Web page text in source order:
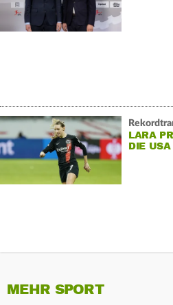
LARA
DIE USA
MEHR SPORT